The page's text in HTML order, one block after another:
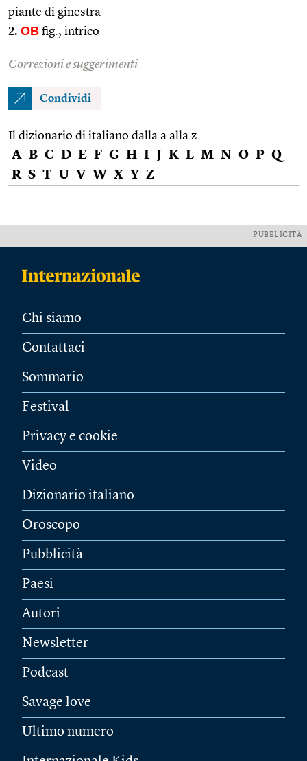
piante di ginestra
2. OB fig., intrico
Correzioni e suggerimenti
Condividi
Il dizionario di italiano dalla a alla z
A B C D E F G H I J K L M N O P Q
R S T U V W X Y Z
PUBBLICITÀ
Chi siamo
Contattaci
Sommario
Festival
Privacy e cookie
Video
Dizionario italiano
Oroscopo
Pubblicità
Paesi
Autori
Newsletter
Podcast
Savage love
Ultimo numero